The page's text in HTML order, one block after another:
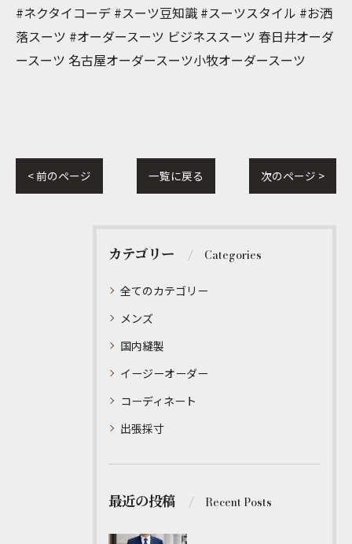
#ネクタイコーデ #スーツ豆知識 #スーツスタイル #お洒
落スーツ #オーダースーツ ビジネススーツ 春日井オーダ
ースーツ 名古屋オーダースーツ小牧オーダースーツ
< 前のページ 一覧に戻る 次のページ >
カテゴリー Categories
全てのカテゴリー
メンズ
国内縫製
イージーオーダー
コーディネート
出張採寸
最近の投稿 Recent Posts